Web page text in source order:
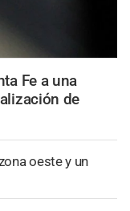
Fe a una
de
oeste y un